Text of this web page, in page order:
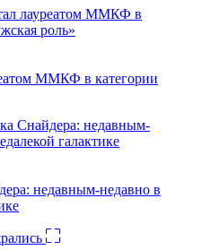
ММКФ в категории
недавным-недавно в